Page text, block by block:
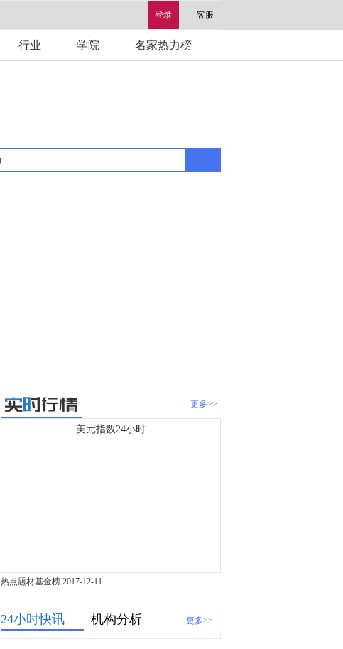
登录 客服
行业 学院 名家热力榜
更多>>
美元指数24小时
热点题材基金榜 2017-12-11
24小时快讯 机构分析 更多>>